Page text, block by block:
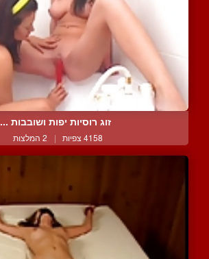
זוג רוסיות יפות ושובבות ...
4158 צפיות | 2 המלצות